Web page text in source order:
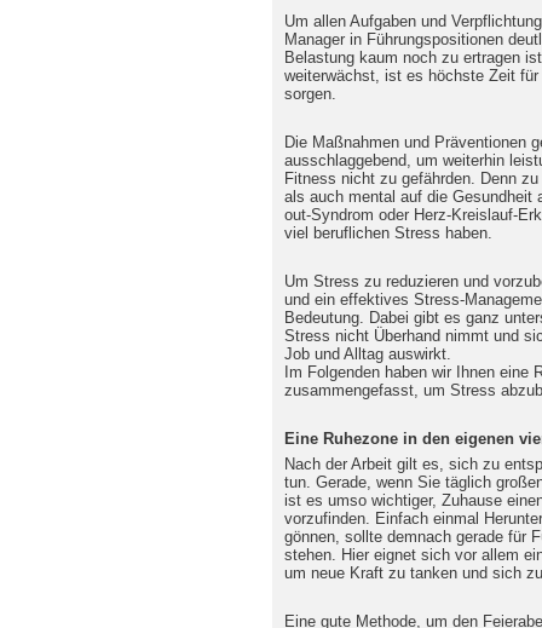
Um allen Aufgaben und
Manager in Führungspositionen
Belastung kaum noch zu ertragen
weiterwächst, ist es höchste Zeit
sorgen.
Die Maßnahmen und Präventionen
ausschlaggebend, um weiterhin
Fitness nicht zu gefährden. Denn
als auch mental auf die Gesundheit
out-Syndrom oder Herz-Kreislauf-
viel beruflichen Stress haben.
Um Stress zu reduzieren und
und ein effektives Stress-
Bedeutung. Dabei gibt es ganz
Stress nicht Überhand nimmt und
Job und Alltag auswirkt.
Im Folgenden haben wir Ihnen
zusammengefasst, um Stress
Eine Ruhezone in den eigenen
Nach der Arbeit gilt es, sich zu
tun. Gerade, wenn Sie täglich
ist es umso wichtiger, Zuhause
vorzufinden. Einfach einmal
gönnen, sollte demnach gerade für
stehen. Hier eignet sich vor allem
um neue Kraft zu tanken und sich
Eine gute Methode, um den